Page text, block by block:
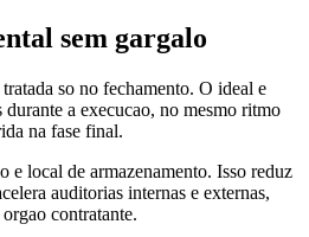
sem gargalo
so no fechamento. O ideal e
a execucao, no mesmo ritmo
na fase final.
e local de armazenamento. Isso reduz
auditorias internas e externas,
contratante.